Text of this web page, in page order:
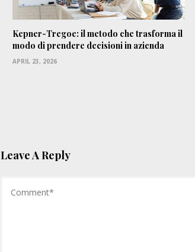
Kepner-Tregoe: il metodo che trasforma il
modo di prendere decisioni in azienda
APRIL 23, 2026
Leave A Reply